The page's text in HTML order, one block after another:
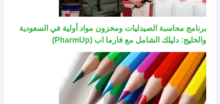
برنامج محاسبة الصيدليات ومخزون مواد أولية في السعودية
والخليج: دليلك الشامل مع فارما اب (PharmUp)